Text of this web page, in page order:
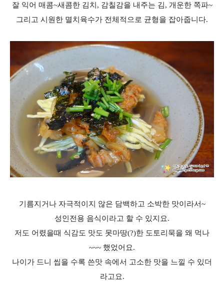
잘 익어 매콤~새콤한 김치, 감칠감을 내주는 김, 개운한 쪽파~
그리고 시원한 멸치육수가 전체적으로 균형을 잡아줍니다.
기름지거나 자극적이지 않은 담백하고 소박한 맛이라서~
성인전용 음식이라고 할 수 있지요.
저도 어렸을때 식감도 맛도 못마땅(?)한 도토리묵을 왜 먹나
~~~ 했었어요.
나이가 드니 씹을 수록 쓴맛 속에서 고소한 맛을 느낄 수 있더
라고요.